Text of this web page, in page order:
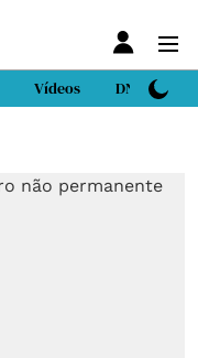
Vídeos DN Sport